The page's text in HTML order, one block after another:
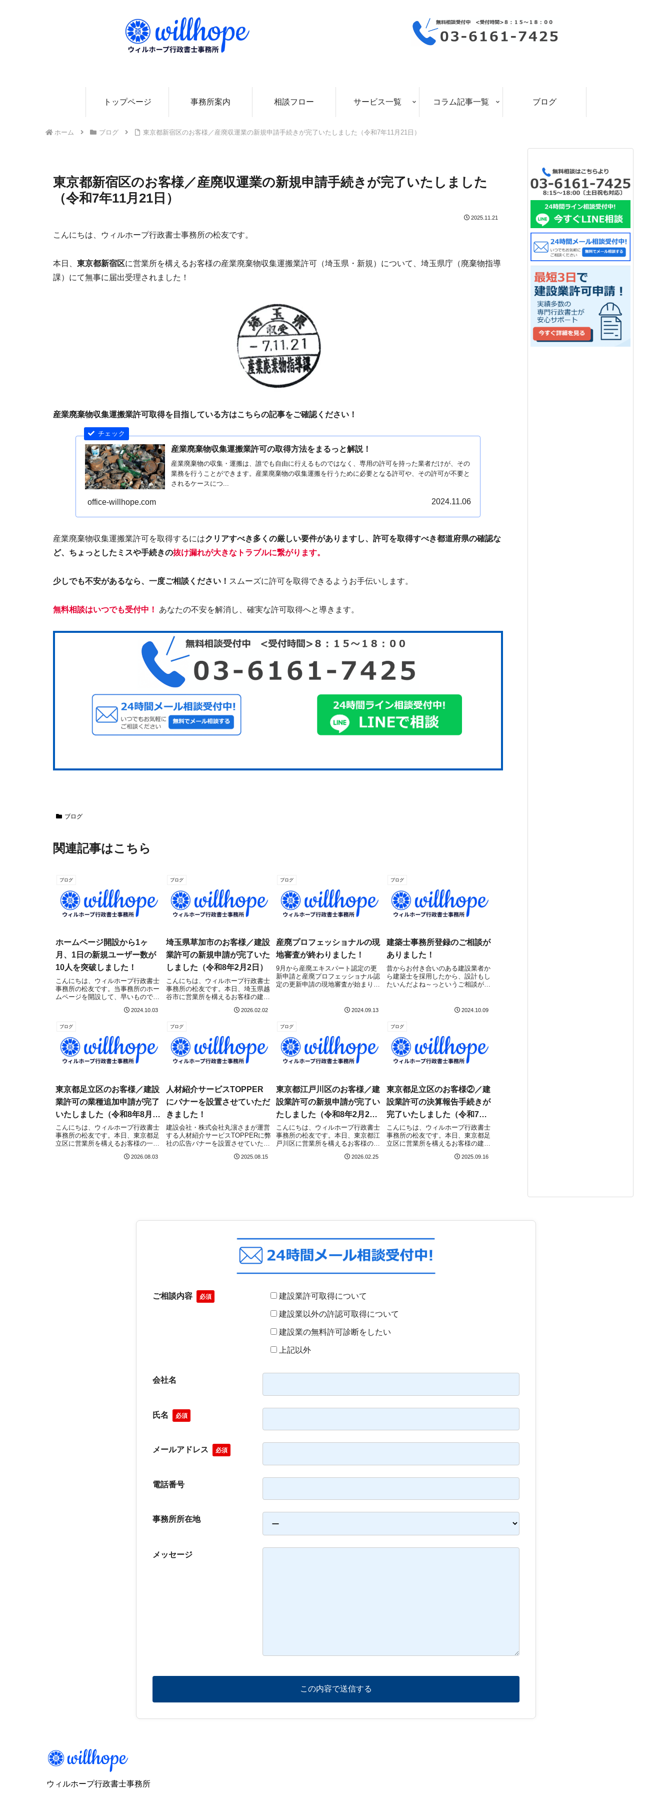
トップページ 事務所案内 相談フロー サービス一覧 コラム記事一覧 ブログ
ホーム ブログ 東京都新宿区のお客様／産廃収運業の新規申請手続きが完了いたしました（令和7年11月21日）
東京都新宿区のお客様／産廃収運業の新規申請手続きが完了いたしました
（令和7年11月21日）
2025.11.21
こんにちは、ウィルホープ行政書士事務所の松友です。
本日、 東京都新宿区に営業所を構えるお客様の産業廃棄物収集運搬業許可（埼玉県・新規）について、埼玉県庁（廃棄物指導
課）にて無事に届出受理されました！
産業廃棄物収集運搬業許可取得を目指している方はこちらの記事をご確認ください！
産業廃棄物収集運搬業許可の取得方法をまるっと解説！
産業廃棄物の収集・運搬は、誰でも自由に行えるものではなく、専用の許可を持った業者だけが、その
業務を行うことができます。産業廃棄物の収集運搬を行うために必要となる許可や、その許可が不要と
されるケースにつ...
office-willhope.com 2024.11.06
産業廃棄物収集運搬業許可を取得するにはクリアすべき多くの厳しい要件がありますし、許可を取得すべき都道府県の確認な
ど、ちょっとしたミスや手続きの抜け漏れが大きなトラブルに繋がります。
少しでも不安があるなら、一度ご相談ください！ スムーズに許可を取得できるようお手伝いします。
無料相談はいつでも受付中！ あなたの不安を解消し、確実な許可取得へと導きます。
ブログ
関連記事はこちら
ブログ
ホームページ開設から1ヶ
月、1日の新規ユーザー数が
10人を突破しました！
こんにちは、ウィルホープ行政書士
事務所の松友です。当事務所のホー
ムページを開設して、早いもので約
ログレベル」からスタートしたサイ
のでご報告です！ようやく、1日の
新規ユーザー数...
2024.10.03
ブログ
埼玉県草加市のお客様／建設
業許可の新規申請が完了いた
しました（令和8年2月2日）
こんにちは、ウィルホープ行政書士
事務所の松友です。本日、埼玉県越
谷市に営業所を構えるお客様の建設
（県土整備部 建設管理課）にて無
建設業許可取得を目指している方は
こちらの記事をご...
2026.02.02
ブログ
産廃プロフェッショナルの現
地審査が終わりました！
9月から産廃エキスパート認定の更
新申請と産廃プロフェッショナル認
定の更新申請の現地審査が始まり、
完了しました！過去3年分の委託契
備が大変でしたが...
2024.09.13
ブログ
建築士事務所登録のご相談が
ありました！
昔からお付き合いのある建設業者か
ら建築士を採用したから、設計もし
たいんだよね～っというご相談があ
スも多くあり、自社で建築士事務所
て登録を受けるか...
2024.10.09
ブログ
東京都足立区のお客様／建設
業許可の業種追加申請が完了
いたしました（令和8年8月3
日）
こんにちは、ウィルホープ行政書士
事務所の松友です。本日、東京都足
立区に営業所を構えるお客様の一般
東京都庁（市街地建設部 建設課）
2026.08.03
ブログ
人材紹介サービスTOPPER
にバナーを設置させていただ
きました！
建設会社・株式会社丸濵さまが運営
する人材紹介サービスTOPPERに弊
社の広告バナーを設置させていただ
には①一定の経営経験のある「経営
2025.08.15
ブログ
東京都江戸川区のお客様／建
設業許可の新規申請が完了い
たしました（令和8年2月25
日）
こんにちは、ウィルホープ行政書士
事務所の松友です。本日、東京都江
戸川区に営業所を構えるお客様の建
庁（市街地建設部 建設課）にて無
2026.02.25
ブログ
東京都足立区のお客様②／建
設業許可の決算報告手続きが
完了いたしました（令和7年9
月16日）
こんにちは、ウィルホープ行政書士
事務所の松友です。本日、東京都足
立区に営業所を構えるお客様の建設
東京都庁（市街地建設部 建設課）
2025.09.16
ご相談内容 必須
建設業許可取得について
建設業以外の許認可取得について
建設業の無料許可診断をしたい
上記以外
会社名
氏名 必須
メールアドレス 必須
電話番号
事務所所在地
メッセージ
ウィルホープ行政書士事務所